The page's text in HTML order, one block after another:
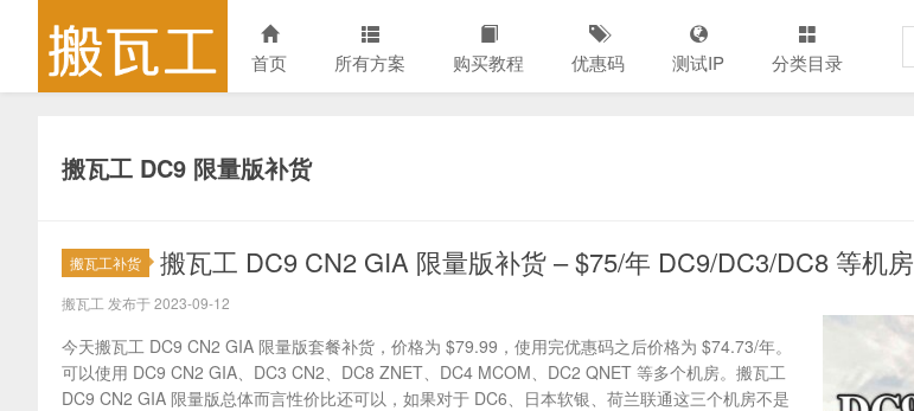
首页 所有方案 购买教程 优惠码 测试IP 分类目录
搬瓦工 DC9 限量版补货
搬瓦工补货 搬瓦工 DC9 CN2 GIA 限量版补货 – $75/年 DC9/DC3/DC8 等机房
搬瓦工 发布于 2023-09-12
今天搬瓦工 DC9 CN2 GIA 限量版套餐补货，价格为 $79.99，使用完优惠码之后价格为 $74.73/年。
可以使用 DC9 CN2 GIA、DC3 CN2、DC8 ZNET、DC4 MCOM、DC2 QNET 等多个机房。搬瓦工
DC9 CN2 GIA 限量版总体而言性价比还可以，如果对于 DC6、日本软银、荷兰联通这三个机房不是